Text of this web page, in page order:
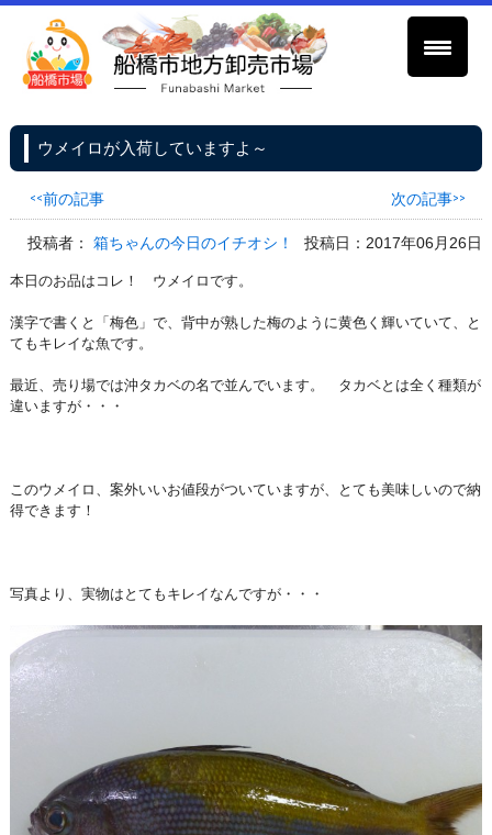
ウメイロが入荷していますよ～
<<前の記事 次の記事>>
投稿者：箱ちゃんの今日のイチオシ！ 投稿日：2017年06月26日
本日のお品はコレ！ ウメイロです。
漢字で書くと「梅色」で、背中が熟した梅のように黄色く輝いていて、と
てもキレイな魚です。
最近、売り場では沖タカベの名で並んでいます。 タカベとは全く種類が
違いますが・・・
このウメイロ、案外いいお値段がついていますが、とても美味しいので納
得できます！
写真より、実物はとてもキレイなんですが・・・